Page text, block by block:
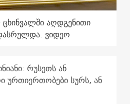
აღდგენითი
ვიდეო
რუსეთს ან
ურთიერთობები სურს, ან